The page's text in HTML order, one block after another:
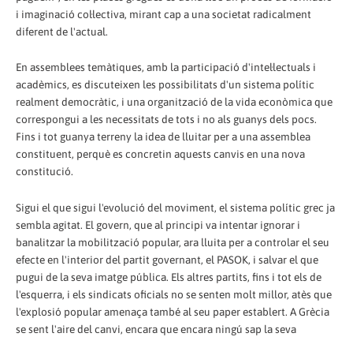
i imaginació col·lectiva, mirant cap a una societat radicalment
diferent de l'actual.
En assemblees temàtiques, amb la participació d'intel·lectuals i
acadèmics, es discuteixen les possibilitats d'un sistema polític
realment democràtic, i una organització de la vida econòmica que
correspongui a les necessitats de tots i no als guanys dels pocs.
Fins i tot guanya terreny la idea de lluitar per a una assemblea
constituent, perquè es concretin aquests canvis en una nova
constitució.
Sigui el que sigui l'evolució del moviment, el sistema polític grec ja
sembla agitat. El govern, que al principi va intentar ignorar i
banalitzar la mobilització popular, ara lluita per a controlar el seu
efecte en l'interior del partit governant, el PASOK, i salvar el que
pugui de la seva imatge pública. Els altres partits, fins i tot els de
l'esquerra, i els sindicats oficials no se senten molt millor, atès que
l'explosió popular amenaça també al seu paper establert. A Grècia
se sent l'aire del canvi, encara que encara ningú sap la seva